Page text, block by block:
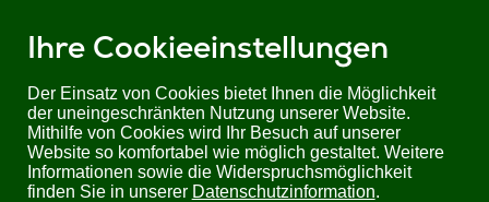
Ihre Cookieeinstellungen
Der Einsatz von Cookies bietet Ihnen die Möglichkeit
der uneingeschränkten Nutzung unserer Website.
Mithilfe von Cookies wird Ihr Besuch auf unserer
Website so komfortabel wie möglich gestaltet. Weitere
Informationen sowie die Widerspruchsmöglichkeit
finden Sie in unserer Datenschutzinformation.
Sie befinden sich hier:Startseite Produkte
Audiotechnik
Kramer Galil 5-O: 2-Wege Aufbau-Lautsprecher 13 cm